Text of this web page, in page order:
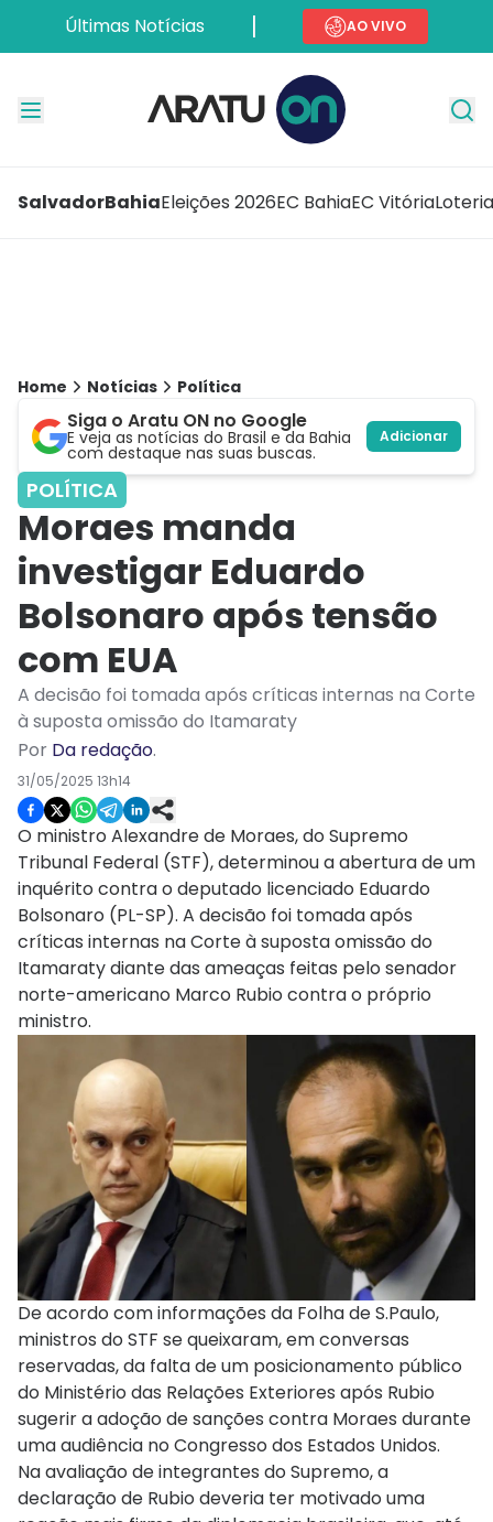
Últimas Notícias AO VIVO
SalvadorBahiaEleições 2026EC BahiaEC Vitória
Home Notícias Política
Siga o Aratu ON no Google
E veja as notícias do Brasil e da Bahia
com destaque nas suas buscas.
Adicionar
POLÍTICA
Moraes manda
investigar Eduardo
Bolsonaro após tensão
com EUA
A decisão foi tomada após críticas internas na Corte
à suposta omissão do Itamaraty
Por Da redação.
31/05/2025 13h14
O ministro Alexandre de Moraes, do Supremo
Tribunal Federal (STF), determinou a abertura de um
inquérito contra o deputado licenciado Eduardo
Bolsonaro (PL-SP). A decisão foi tomada após
críticas internas na Corte à suposta omissão do
Itamaraty diante das ameaças feitas pelo senador
norte-americano Marco Rubio contra o próprio
ministro.
De acordo com informações da Folha de S.Paulo,
ministros do STF se queixaram, em conversas
reservadas, da falta de um posicionamento público
do Ministério das Relações Exteriores após Rubio
sugerir a adoção de sanções contra Moraes durante
uma audiência no Congresso dos Estados Unidos.
Na avaliação de integrantes do Supremo, a
declaração de Rubio deveria ter motivado uma